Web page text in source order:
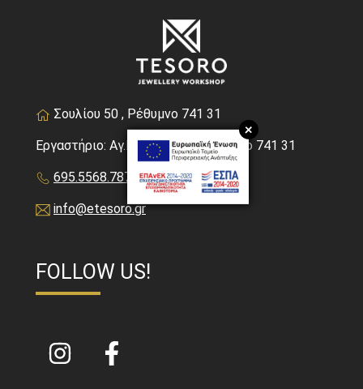
Σουλίου 50 , Ρέθυμνο 741 31
Εργαστήριο: Αγ.Βαρβάρας 7, Ρέθυμνο 741 31
695.5568.787
info@etesoro.gr
FOLLOW US!
+